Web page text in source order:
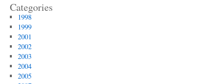
Categories
1998
1999
2001
2002
2003
2004
2005